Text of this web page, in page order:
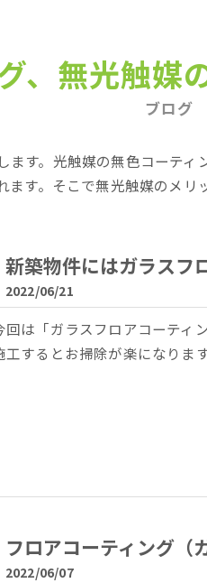
、無光触媒
ブログ
す。光触媒の無色コーテ
す。そこで無光触媒のメリ
新築物件にはガラスフ
2022/06/21
回は「ガラスフロアコーティ
工するとお掃除が楽になりま
フロアコーティング（
2022/06/07